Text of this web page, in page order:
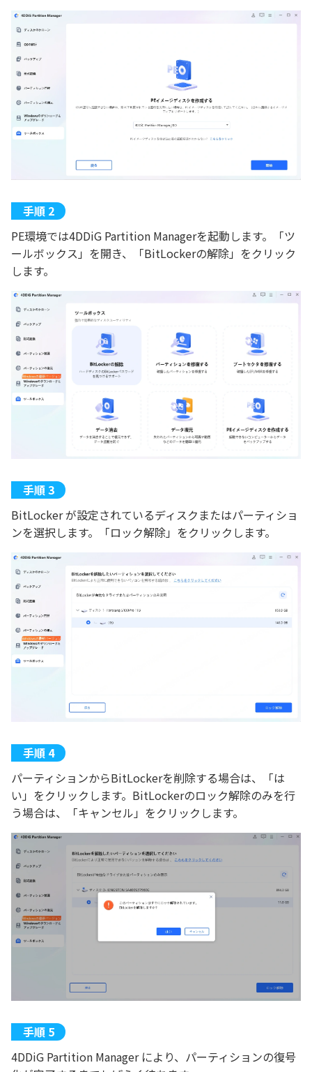
PE環境では4DDiG Partition Managerを起動します。「ツ
ールボックス」を開き、「BitLockerの解除」をクリック
します。
BitLocker が設定されているディスクまたはパーティショ
ンを選択します。「ロック解除」をクリックします。
パーティションからBitLockerを削除する場合は、「は
い」をクリックします。BitLockerのロック解除のみを行
う場合は、「キャンセル」をクリックします。
4DDiG Partition Manager により、パーティションの復号